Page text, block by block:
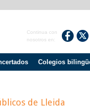
Continua con
nosotros en:
Colegios
de Lleida